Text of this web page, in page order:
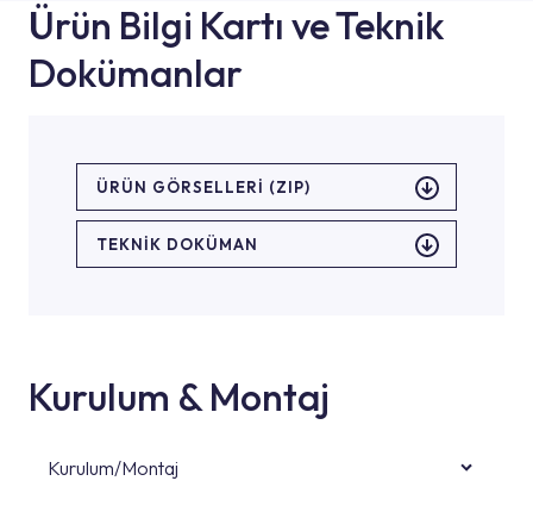
Ürün Bilgi Kartı ve Teknik
Dokümanlar
ÜRÜN GÖRSELLERI (ZIP)
TEKNİK DOKÜMAN
Kurulum & Montaj
Kurulum/Montaj